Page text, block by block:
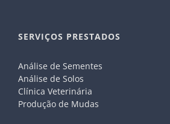
SERVIÇOS PRESTADOS
Análise de Sementes
Análise de Solos
Clínica Veterinária
Produção de Mudas